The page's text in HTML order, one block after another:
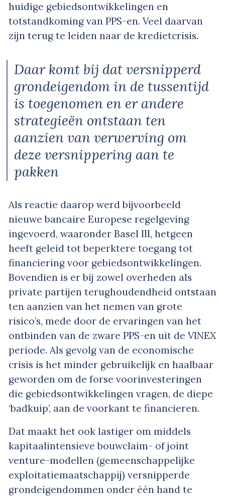
huidige gebiedsontwikkelingen en
totstandkoming van PPS-en. Veel daarvan
zijn terug te leiden naar de kredietcrisis.
Daar komt bij dat versnipperd
grondeigendom in de tussentijd
is toegenomen en er andere
strategieën ontstaan ten
aanzien van verwerving om
deze versnippering aan te
pakken
Als reactie daarop werd bijvoorbeeld
nieuwe bancaire Europese regelgeving
ingevoerd, waaronder Basel III, hetgeen
heeft geleid tot beperktere toegang tot
financiering voor gebiedsontwikkelingen.
Bovendien is er bij zowel overheden als
private partijen terughoudendheid ontstaan
ten aanzien van het nemen van grote
risico’s, mede door de ervaringen van het
ontbinden van de zware PPS-en uit de VINEX
periode. Als gevolg van de economische
crisis is het minder gebruikelijk en haalbaar
geworden om de forse voorinvesteringen
die gebiedsontwikkelingen vragen, de diepe
‘badkuip’, aan de voorkant te financieren.
Dat maakt het ook lastiger om middels
kapitaalintensieve bouwclaim- of joint
venture-modellen (gemeenschappelijke
exploitatiemaatschappij) versnipperde
grondeigendommen onder één hand te